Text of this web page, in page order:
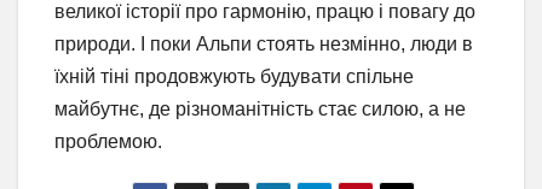
великої історії про гармонію, працю і повагу до
природи. І поки Альпи стоять незмінно, люди в
їхній тіні продовжують будувати спільне
майбутнє, де різноманітність стає силою, а не
проблемою.